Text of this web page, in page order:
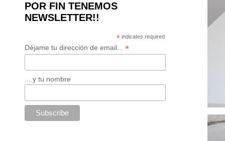
POR FIN TENEMOS
NEWSLETTER!!
* indicates required
Déjame tu dirección de email... *
....y tu nombre